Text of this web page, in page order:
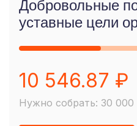
Добровольные
уставные цели
10 546.87 ₽
Нужно собрать: 30 000